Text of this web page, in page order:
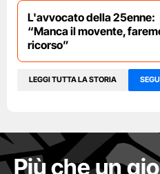
L'avvocato della 25enne:
“Manca il movente,
ricorso”
LEGGI TUTTA LA STORIA
Più che un